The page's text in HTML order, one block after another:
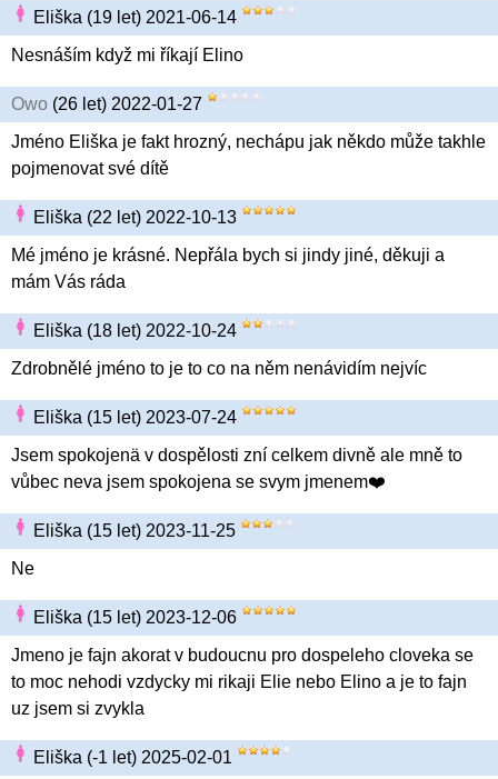
Eliška (19 let) 2021-06-14
Nesnáším když mi říkají Elino
Owo (26 let) 2022-01-27
Jméno Eliška je fakt hrozný, nechápu jak někdo může takhle
pojmenovat své dítě
Eliška (22 let) 2022-10-13
Mé jméno je krásné. Nepřála bych si jindy jiné, děkuji a
mám Vás ráda
Eliška (18 let) 2022-10-24
Zdrobnělé jméno to je to co na něm nenávidím nejvíc
Eliška (15 let) 2023-07-24
Jsem spokojenä v dospělosti zní celkem divně ale mně to
vůbec neva jsem spokojena se svym jmenem❤️
Eliška (15 let) 2023-11-25
Ne
Eliška (15 let) 2023-12-06
Jmeno je fajn akorat v budoucnu pro dospeleho cloveka se
to moc nehodi vzdycky mi rikaji Elie nebo Elino a je to fajn
uz jsem si zvykla
Eliška (-1 let) 2025-02-01